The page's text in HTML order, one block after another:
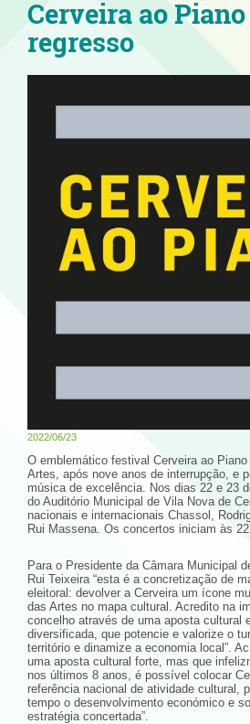
Cerveira ao
regresso
2022/06/23
O emblemático festival Cerveira ao
Artes, após nove anos de interrupção, e
música de excelência. Nos dias 22 e 23
do Auditório Municipal de Vila Nova de
nacionais e internacionais Chassol,
Rui Massena. Os concertos iniciam às
Para o Presidente da Câmara Municipal
Rui Teixeira “esta é a concretização de
eleitoral: devolver a Cerveira um ícone
das Artes no mapa cultural. Acredito na
concelho através de uma aposta cultural
diversificada, que potencie e valorize o
território e dinamize a economia local”.
uma aposta cultural forte, mas que
nos últimos 8 anos, é possível colocar
referência nacional de atividade cultural,
tempo o desenvolvimento económico e
estratégia concertada”.